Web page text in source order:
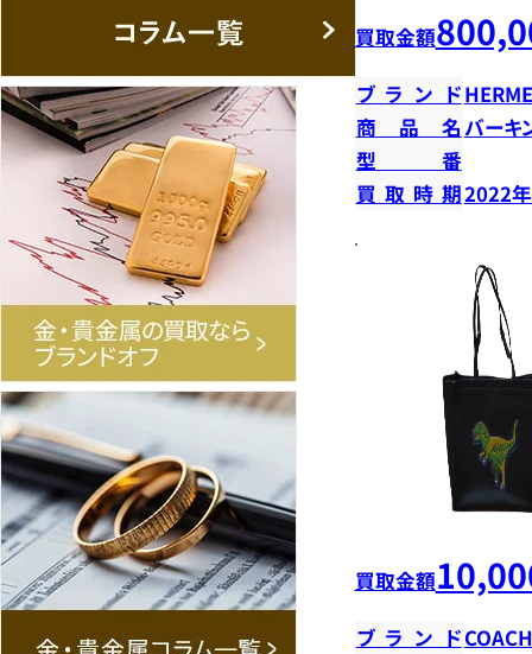
買取金額
ブランド
商品名 バーキ
型番
買取時期2022
買取金額
ブランドCOACH